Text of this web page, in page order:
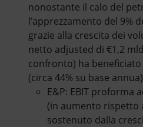
nonostante il calo del
l'apprezzamento del 9%
grazie alla crescita dei
netto adjusted di €1,2
confronto) ha
(circa 44% su base
E&P: EBIT proforma
(in aumento
sostenuto dalla